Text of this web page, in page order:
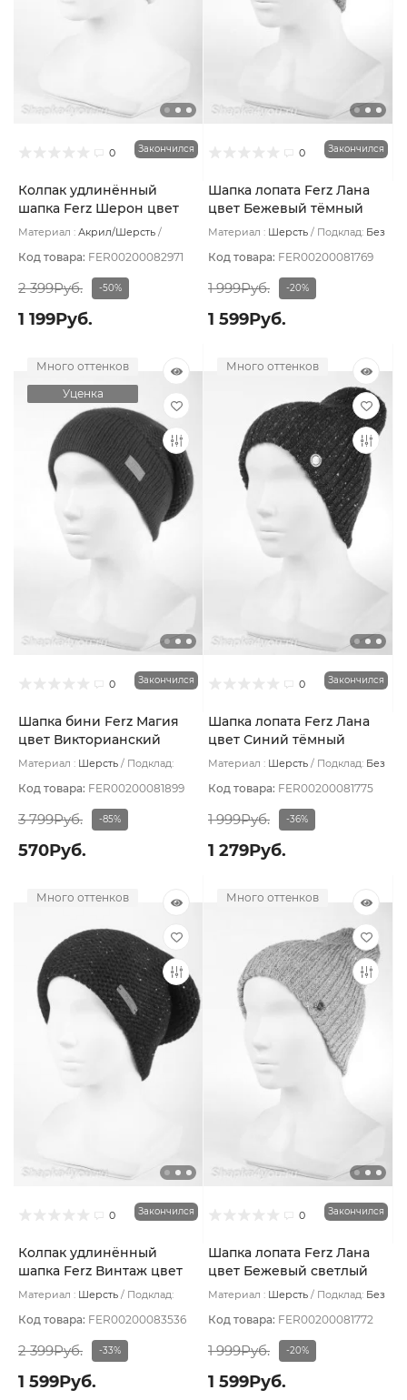
0 Закончился
Колпак удлинённый
шапка Ferz Шерон цвет
Мятный
Материал : Акрил/Шерсть
Код товара: FER00200082971
2 399Руб. -50%
1 199Руб.
0 Закончился
Шапка лопата Ferz Лана
цвет Бежевый тёмный
Материал : Шерсть Подклад: Без
Код товара: FER00200081769
1 999Руб. -20%
1 599Руб.
Много оттенков
Уценка
0 Закончился
Шапка бини Ferz Магия
цвет Викторианский
красный
Материал : Шерсть
Подклад:
Код товара: FER00200081899
3 799Руб. -85%
570Руб.
Много оттенков
0 Закончился
Шапка лопата Ferz Лана
цвет Синий тёмный
Материал : Шерсть Подклад: Без
Код товара: FER00200081775
1 999Руб. -36%
1 279Руб.
Много оттенков
0 Закончился
Колпак удлинённый
шапка Ferz Винтаж цвет
Чёрный
Материал : Шерсть
Подклад:
Код товара: FER00200083536
2 399Руб. -33%
1 599Руб.
Много оттенков
0 Закончился
Шапка лопата Ferz Лана
цвет Бежевый светлый
Материал : Шерсть Подклад: Без
Код товара: FER00200081772
1 999Руб. -20%
1 599Руб.